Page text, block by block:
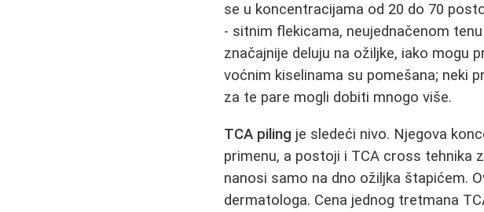
se u koncentracijama od 20 do 70
- sitnim flekicama, neujednačenom
značajnije deluju na ožiljke, iako mogu
voćnim kiselinama su pomešana; neki
za te pare mogli dobiti mnogo više.
TCA piling je sledeći nivo. Njegova
primenu, a postoji i TCA cross tehnika
nanosi samo na dno ožiljka štapićem.
dermatologa. Cena jednog tretmana